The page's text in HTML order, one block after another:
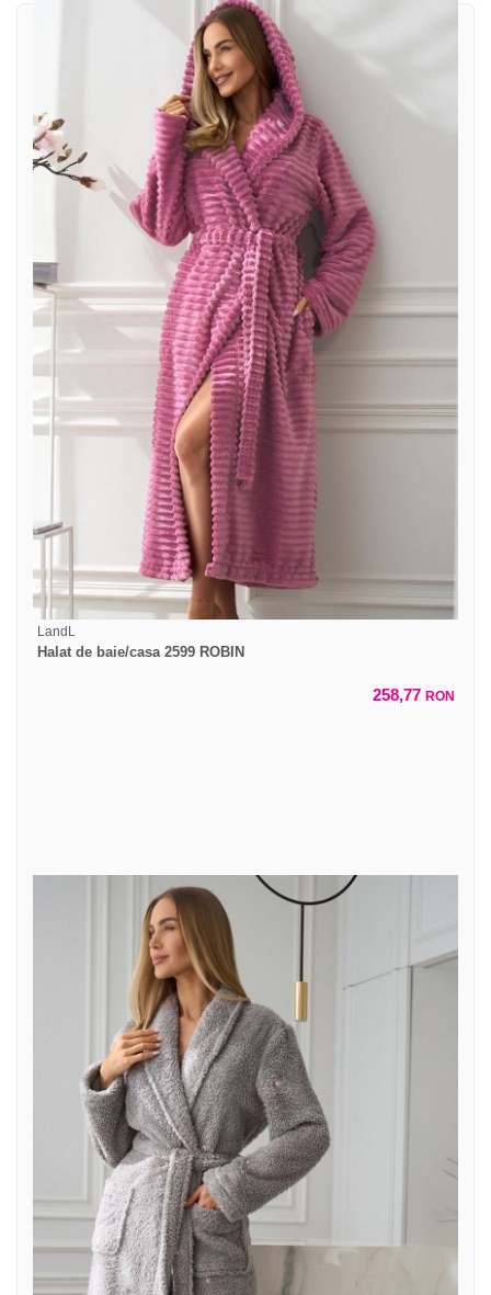
LandL
Halat de baie/casa 2599 ROBIN
258,77 RON